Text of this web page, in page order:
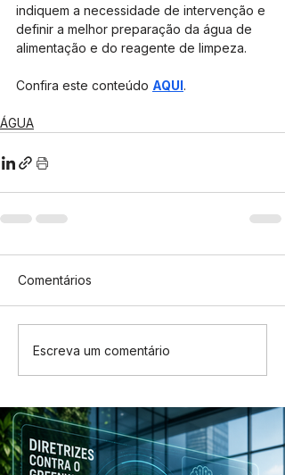
indiquem a necessidade de intervenção e
definir a melhor preparação da água de
alimentação e do reagente de limpeza.
Confira este conteúdo AQUI.
ÁGUA
Comentários
Escreva um comentário